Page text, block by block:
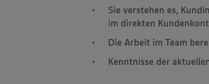
Sie verstehen es,
im direkten
Die Arbeit im Team
Kenntnisse der